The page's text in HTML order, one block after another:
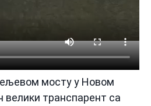
мосту у Новом
велики транспарент са